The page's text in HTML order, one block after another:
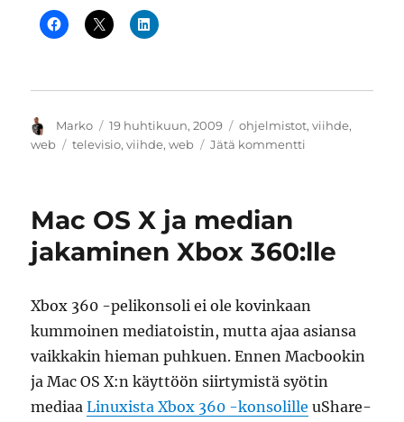
Kirjoittaja
Marko Julkaistu
19 huhtikuun, 2009 Kategoriat
ohjelmistot,viihde,
web
Avainsanat
televisio,viihde,web Jätä kommentti
netistä
2009
Mac OS X ja median
jakaminen Xbox 360:lle
Xbox 360 -pelikonsoli ei ole kovinkaan
kummoinen mediatoistin, mutta ajaa asiansa
vaikkakin hieman puhkuen. Ennen Macbookin
ja Mac OS X:n käyttöön siirtymistä syötin
mediaaLinuxista Xbox 360 -konsolille uShare-